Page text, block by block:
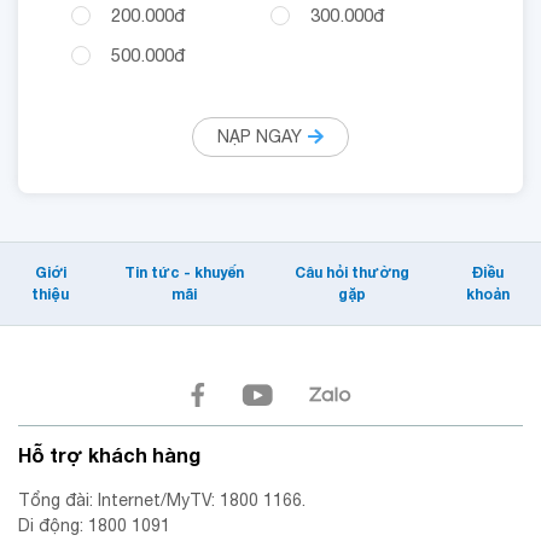
200.000đ
300.000đ
500.000đ
NẠP NGAY
Giới
thiệu
Tin tức - khuyến
mãi
Câu hỏi thường
gặp
Điều
khoản
Hỗ trợ khách hàng
Tổng đài: Internet/MyTV: 1800 1166.
Di động: 1800 1091